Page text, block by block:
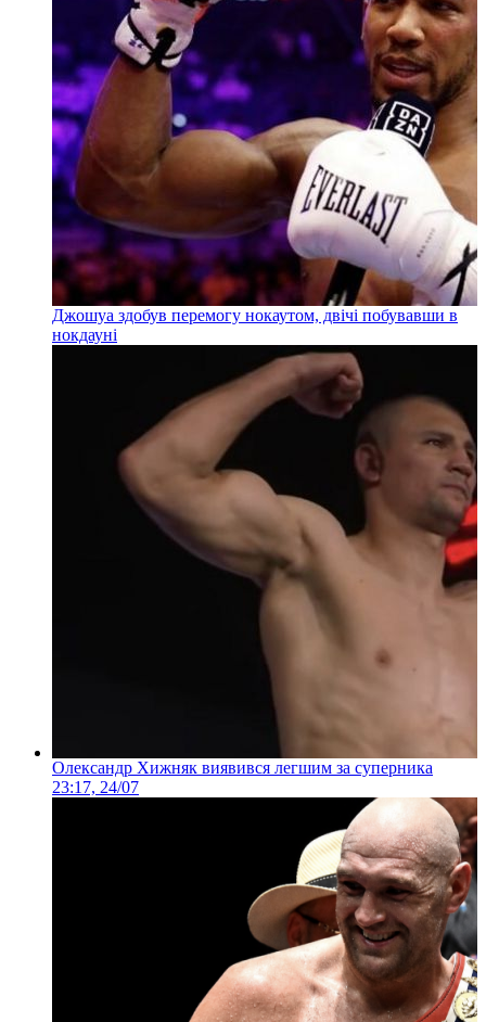
Джошуа здобув перемогу нокаутом, двічі побувавши в
нокдауні
Олександр Хижняк виявився легшим за суперника
23:17, 24/07